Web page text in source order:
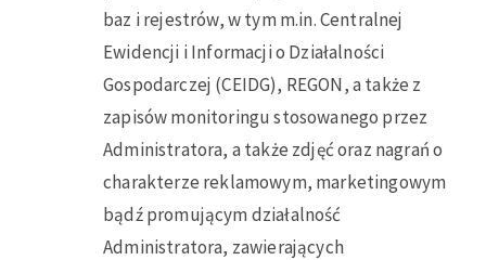
baz i rejestrów, w tym m.in. Centralnej
Ewidencji i Informacji o Działalności
Gospodarczej (CEIDG), REGON, a także z
zapisów monitoringu stosowanego przez
Administratora, a także zdjęć oraz nagrań o
charakterze reklamowym, marketingowym
bądź promującym działalność
Administratora, zawierających